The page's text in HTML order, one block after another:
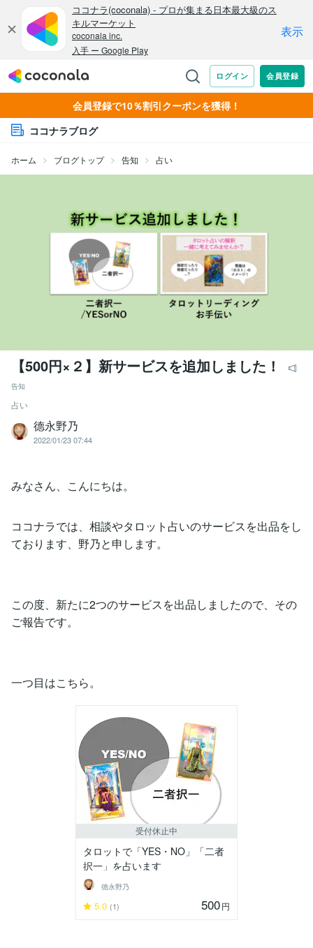
会員登録で10％割引クーポンを獲得！
ココナラブログ
ホーム ブログトップ 告知 占い
【500円×２】新サービスを追加しました！
告知
占い
德永野乃
2022/01/23 07:44
みなさん、こんにちは。
ココナラでは、相談やタロット占いのサービスを出品をし
ております、野乃と申します。
この度、新たに2つのサービスを出品しましたので、その
ご報告です。
一つ目はこちら。
受付休止中
タロットで「YES・NO」「二者
択一」を占います
德永野乃
5.0 (1) 500円